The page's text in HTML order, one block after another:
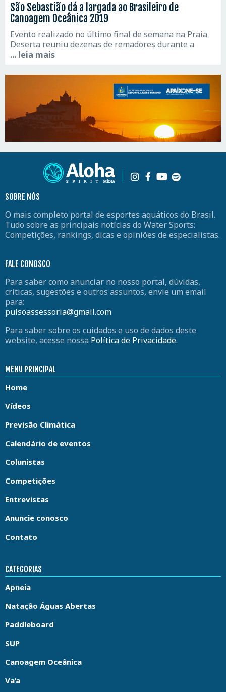
São Sebastião dá a largada ao Brasileiro de
Canoagem Oceânica 2019
Evento realizado no último final de semana na Praia
Deserta reuniu dezenas de remadores durante a
... leia mais
SOBRE NÓS
O mais completo portal de esportes aquáticos do Brasil.
Tudo sobre as principais notícias do Water Sports:
Competições, rankings, dicas e opiniões de especialistas.
FALE CONOSCO
Para saber como anunciar no nosso portal, dúvidas,
críticas, sugestões e outros assuntos, envie um email
para:
pulsoassessoria@gmail.com
Para saber sobre os cuidados e uso de dados deste
website, acesse nossa Política de Privacidade.
MENU PRINCIPAL
Home
Vídeos
Previsão Climática
Calendário de eventos
Colunistas
Competições
Entrevistas
Anuncie conosco
Contato
CATEGORIAS
Apneia
Natação Águas Abertas
Paddleboard
SUP
Canoagem Oceânica
Va’a